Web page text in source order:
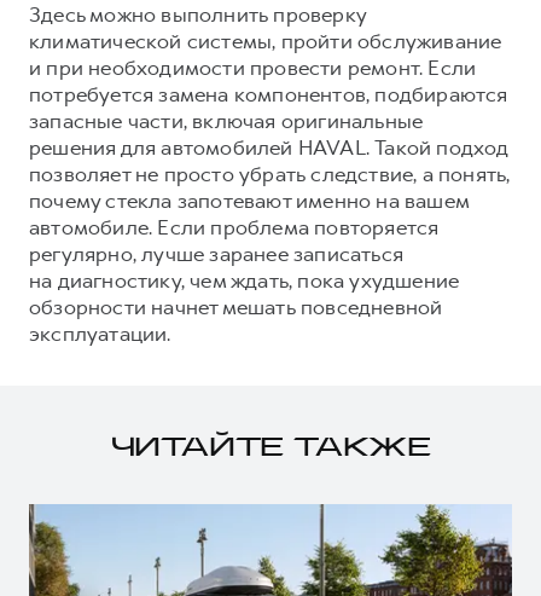
Здесь можно выполнить проверку
климатической системы, пройти обслуживание
и при необходимости провести ремонт. Если
потребуется замена компонентов, подбираются
запасные части, включая оригинальные
решения для автомобилей HAVAL. Такой подход
позволяет не просто убрать следствие, а понять,
почему стекла запотевают именно на вашем
автомобиле. Если проблема повторяется
регулярно, лучше заранее записаться
на диагностику, чем ждать, пока ухудшение
обзорности начнет мешать повседневной
эксплуатации.
ЧИТАЙТЕ ТАКЖЕ